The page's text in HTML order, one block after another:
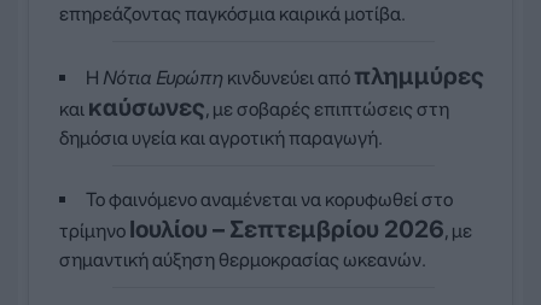
επηρεάζοντας παγκόσμια καιρικά μοτίβα.
Η Νότια Ευρώπη κινδυνεύει από πλημμύρες
και καύσωνες, με σοβαρές επιπτώσεις στη
δημόσια υγεία και αγροτική παραγωγή.
Το φαινόμενο αναμένεται να κορυφωθεί στο
τρίμηνο Ιουλίου – Σεπτεμβρίου 2026, με
σημαντική αύξηση θερμοκρασίας ωκεανών.